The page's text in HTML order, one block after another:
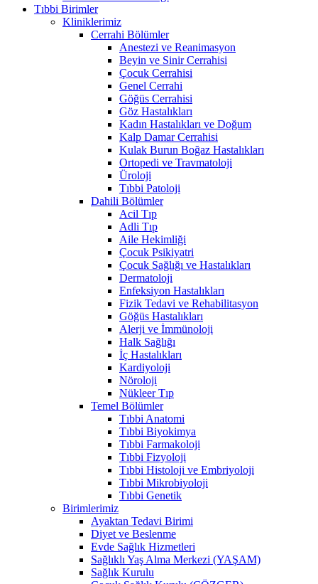
Tıbbi Birimler
Kliniklerimiz
Cerrahi Bölümler
Anestezi ve Reanimasyon
Beyin ve Sinir Cerrahisi
Çocuk Cerrahisi
Genel Cerrahi
Göğüs Cerrahisi
Göz Hastalıkları
Kadın Hastalıkları ve Doğum
Kalp Damar Cerrahisi
Kulak Burun Boğaz Hastalıkları
Ortopedi ve Travmatoloji
Üroloji
Tıbbi Patoloji
Dahili Bölümler
Acil Tıp
Adli Tıp
Aile Hekimliği
Çocuk Psikiyatri
Çocuk Sağlığı ve Hastalıkları
Dermatoloji
Enfeksiyon Hastalıkları
Fizik Tedavi ve Rehabilitasyon
Göğüs Hastalıkları
Alerji ve İmmünoloji
Halk Sağlığı
İç Hastalıkları
Kardiyoloji
Nöroloji
Nükleer Tıp
Temel Bölümler
Tıbbi Anatomi
Tıbbi Biyokimya
Tıbbi Farmakoloji
Tıbbi Fizyoloji
Tıbbi Histoloji ve Embriyoloji
Tıbbi Mikrobiyoloji
Tıbbi Genetik
Birimlerimiz
Ayaktan Tedavi Birimi
Diyet ve Beslenme
Evde Sağlık Hizmetleri
Sağlıklı Yaş Alma Merkezi (YAŞAM)
Sağlık Kurulu